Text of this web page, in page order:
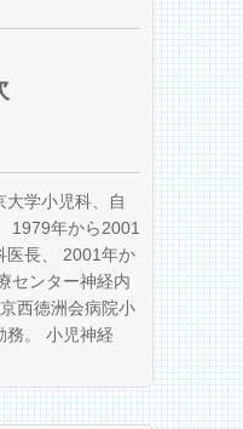
大学小児科、自
1979年から2001
医長、 2001年か
センター神経内
西徳洲会病院小
務。 小児神経